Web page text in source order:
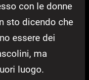
con le donne
sto dicendo che
essere dei
ma
luogo.